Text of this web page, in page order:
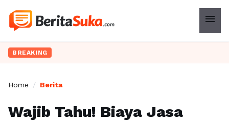
menu
BREAKING
Home / Berita
Wajib Tahu! Biaya Jasa